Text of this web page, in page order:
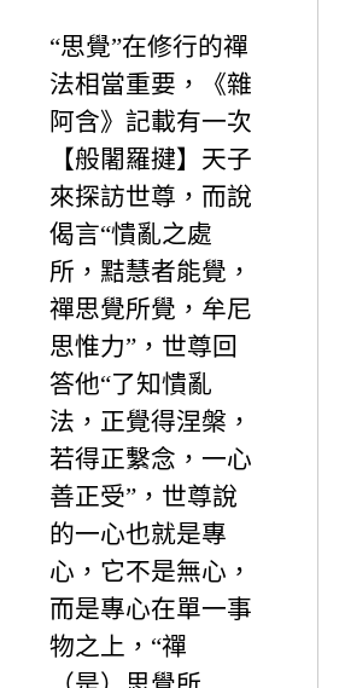
“思覺”在修行的禪
法相當重要，《雜
阿含》記載有一次
【般闍羅揵】天子
來探訪世尊，而說
偈言“憒亂之處
所，黠慧者能覺，
禪思覺所覺，牟尼
思惟力”，世尊回
答他“了知憒亂
法，正覺得涅槃，
若得正繫念，一心
善正受”，世尊說
的一心也就是專
心，它不是無心，
而是專心在單一事
物之上，“禪